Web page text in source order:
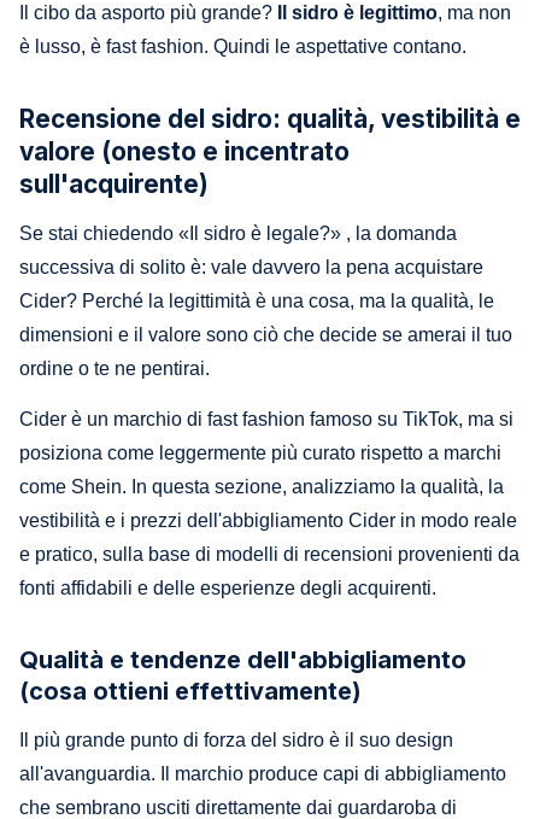
Il cibo da asporto più grande? Il sidro è legittimo, ma non
è lusso, è fast fashion. Quindi le aspettative contano.
Recensione del sidro: qualità, vestibilità e
valore (onesto e incentrato
sull'acquirente)
Se stai chiedendo «Il sidro è legale?» , la domanda
successiva di solito è: vale davvero la pena acquistare
Cider? Perché la legittimità è una cosa, ma la qualità, le
dimensioni e il valore sono ciò che decide se amerai il tuo
ordine o te ne pentirai.
Cider è un marchio di fast fashion famoso su TikTok, ma si
posiziona come leggermente più curato rispetto a marchi
come Shein. In questa sezione, analizziamo la qualità, la
vestibilità e i prezzi dell'abbigliamento Cider in modo reale
e pratico, sulla base di modelli di recensioni provenienti da
fonti affidabili e delle esperienze degli acquirenti.
Qualità e tendenze dell'abbigliamento
(cosa ottieni effettivamente)
Il più grande punto di forza del sidro è il suo design
all'avanguardia. Il marchio produce capi di abbigliamento
che sembrano usciti direttamente dai guardaroba di